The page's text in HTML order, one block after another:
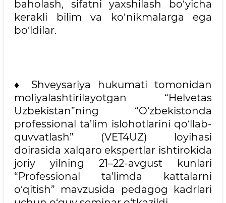
baholash, sifatni yaxshilash bo‘yicha
kerakli bilim va ko‘nikmalarga ega
bo‘ldilar.
♦ Shveysariya hukumati tomonidan
moliyalashtirilayotgan “Helvetas
Uzbekistan”ning “O‘zbekistonda
professional ta’lim islohotlarini qo‘llab-
quvvatlash” (VET4UZ) loyihasi
doirasida xalqaro ekspertlar ishtirokida
joriy yilning 21–22-avgust kunlari
“Professional ta’limda kattalarni
o‘qitish” mavzusida pedagog kadrlari